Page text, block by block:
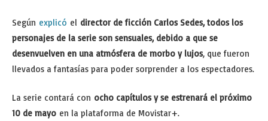
Según explicó el director de ficción Carlos Sedes, todos los
personajes de la serie son sensuales, debido a que se
desenvuelven en una atmósfera de morbo y lujos, que fueron
llevados a fantasías para poder sorprender a los espectadores.
La serie contará con ocho capítulos y se estrenará el próximo
10 de mayo en la plataforma de Movistar+.